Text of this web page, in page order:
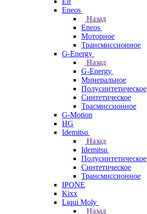
Eneos
Назад
Eneos
Моторное
Трансмиссионное
G-Energy
Назад
G-Energy
Минеральное
Полусинтетическое
Синтетическое
Трасмиссионное
G-Motion
HG
Idemitsu
Назад
Idemitsu
Полусинтетическое
Синтетическое
Трансмиссионное
IPONE
Kixx
Liqui Moly
Назад